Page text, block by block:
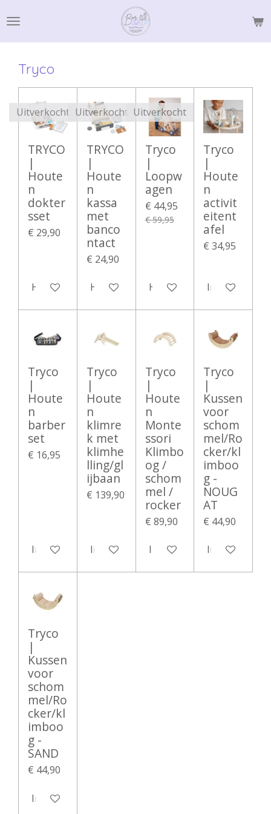
direct
naar
hoofdinhoud
Tryco
Uitverkocht
TRYCO
|
Houte
n
dokter
sset
€ 29,90
Houd mij op de hoogte
Uitverkocht
TRYCO
|
Houte
n
kassa
met
banco
ntact
€ 24,90
Houd mij op de hoogte
Uitverkocht
Tryco
|
Loopw
agen
€ 44,95
€ 59,95
Houd mij op de hoogte
Tryco
|
Houte
n
activit
eitent
afel
€ 34,95
In
Tryco
|
Houte
n
barber
set
€ 16,95
In winkelwagen
Tryco
|
Houte
n
klimre
k met
klimhe
lling/gl
ijbaan
€ 139,90
In winkelwagen
Tryco
|
Houte
n
Monte
ssori
Klimbo
og /
schom
mel /
rocker
€ 89,90
In winkelwagen
Tryco
|
Kussen
voor
schom
mel/Ro
cker/kl
imboo
g -
NOUG
AT
€ 44,90
In
Tryco
|
Kussen
voor
schom
mel/Ro
cker/kl
imboo
g -
SAND
€ 44,90
In winkelwagen